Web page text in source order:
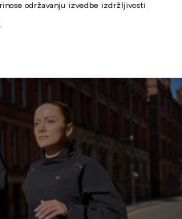
održavanju izvedbe izdržljivosti